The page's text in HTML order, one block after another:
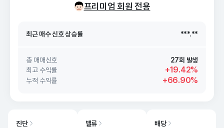
프리미엄 회원 전용
26. 08/07
최근 매수 신호 상승률 ***.**
***.**
총 매매신호
27회 발생
최고 수익률
+19.42%
누적 수익률 +66.90%
진단 밸류 배당